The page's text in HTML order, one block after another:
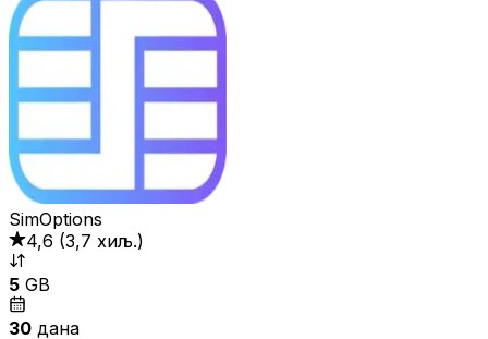
SimOptions
4,6 (3,7 хиљ.)
5 GB
30 дана